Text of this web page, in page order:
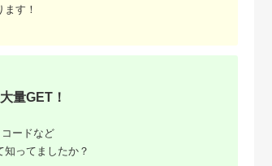
観光 体験 温
店頭 電話 沖
ベル 飲食 お土産
F4H-0563
宿 旅行 宿泊 旅行チ
ット 宿泊チケット ゴ
す！
量GET！
ードなど
ってましたか？